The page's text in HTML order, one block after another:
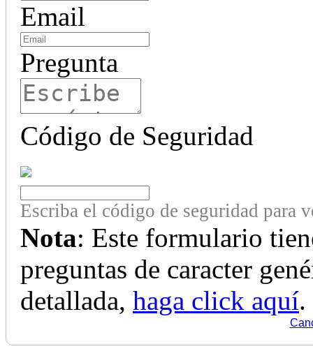
Email
Pregunta
Código de Seguridad
Escriba el código de seguridad para
Nota: Este formulario
preguntas de caracter
detallada, haga click aquí.